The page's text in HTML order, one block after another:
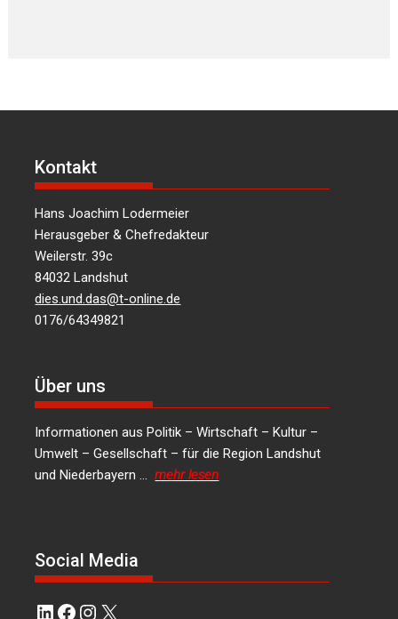
Kontakt
Hans Joachim Lodermeier
Herausgeber & Chefredakteur
Weilerstr. 39c
84032 Landshut
dies.und.das@t-online.de
0176/64349821
Über uns
Informationen aus Politik – Wirtschaft – Kultur –
Umwelt – Gesellschaft – für die Region Landshut
und Niederbayern …mehr lesen
Social Media
LinkedIn
Facebook
Instagram
X